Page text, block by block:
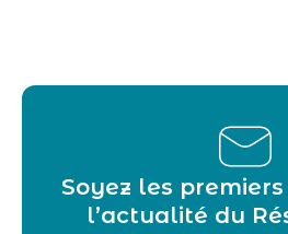
Soyez les
l’actualité du